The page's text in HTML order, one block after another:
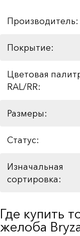
Производитель:
Покрытие:
Цветовая
RAL/RR:
Размеры:
Статус:
Изначальная
сортировка:
Где купить
желоба